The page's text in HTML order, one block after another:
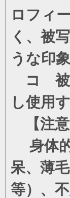
ロフィ
く、被
うな印
コ 被
し使用
【注意
身体的
呆、薄
等）、